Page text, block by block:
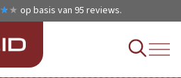
★
★ ★
★ op basis van 95 reviews.